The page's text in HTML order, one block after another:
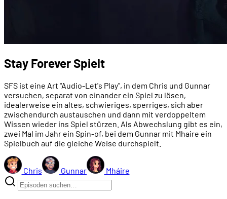
Stay Forever Spielt
SFS ist eine Art "Audio-Let's Play", in dem Chris und Gunnar
versuchen, separat von einander ein Spiel zu lösen,
idealerweise ein altes, schwieriges, sperriges, sich aber
zwischendurch austauschen und dann mit verdoppeltem
Wissen wieder ins Spiel stürzen. Als Abwechslung gibt es ein,
zwei Mal im Jahr ein Spin-of, bei dem Gunnar mit Mhaire ein
Spielbuch auf die gleiche Weise durchspielt.
Chris Gunnar Mháire